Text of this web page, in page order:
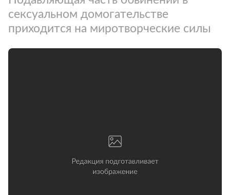
сексуальном домогательстве
приходится на миротворческие силы